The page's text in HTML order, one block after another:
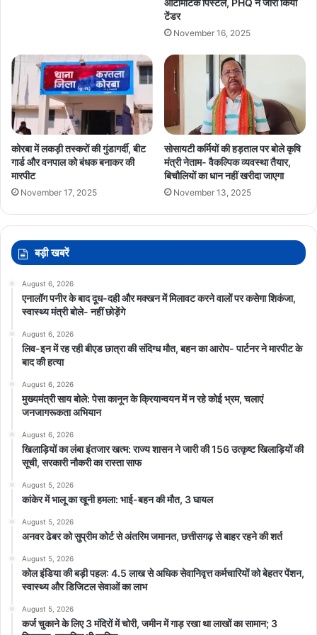
टेंडर
November 16, 2025
कोरबा में लकड़ी तस्करों की गुंडागर्दी, बीट
गार्ड और वनपाल को बंधक बनाकर की
मारपीट
November 17, 2025
सोसायटी कर्मियों की हड़ताल पर बोले कृषि
मंत्री नेताम- वैकल्पिक व्यवस्था तैयार,
बिचौलियों का धान नहीं खरीदा जाएगा
November 13, 2025
बड़ी खबरें
August 6, 2026
एनालॉग पनीर के बाद दूध-दही और मक्खन में मिलावट करने वालों पर कसेगा शिकंजा,
स्वास्थ्य मंत्री बोले- नहीं छोड़ेंगे
August 6, 2026
लिव-इन में रह रही बीएड छात्रा की संदिग्ध मौत, बहन का आरोप- पार्टनर ने मारपीट के
बाद की हत्या
August 6, 2026
मुख्यमंत्री साय बोले: पेसा कानून के क्रियान्वयन में न रहे कोई भ्रम, चलाएं
जनजागरूकता अभियान
August 6, 2026
खिलाड़ियों का लंबा इंतजार खत्म: राज्य शासन ने जारी की 156 उत्कृष्ट खिलाड़ियों की
सूची, सरकारी नौकरी का रास्ता साफ
August 5, 2026
कांकेर में भालू का खूनी हमला: भाई-बहन की मौत, 3 घायल
August 5, 2026
अनवर ढेबर को सुप्रीम कोर्ट से अंतरिम जमानत, छत्तीसगढ़ से बाहर रहने की शर्त
August 5, 2026
कोल इंडिया की बड़ी पहल: 4.5 लाख से अधिक सेवानिवृत्त कर्मचारियों को बेहतर पेंशन,
स्वास्थ्य और डिजिटल सेवाओं का लाभ
August 5, 2026
कर्ज चुकाने के लिए 3 मंदिरों में चोरी, जमीन में गाड़ रखा था लाखों का सामान; 3